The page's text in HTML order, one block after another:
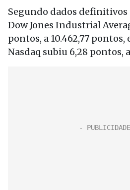
Segundo dados definitivos
Dow Jones Industrial
pontos, a 10.462,77
Nasdaq subiu 6,28 pontos,